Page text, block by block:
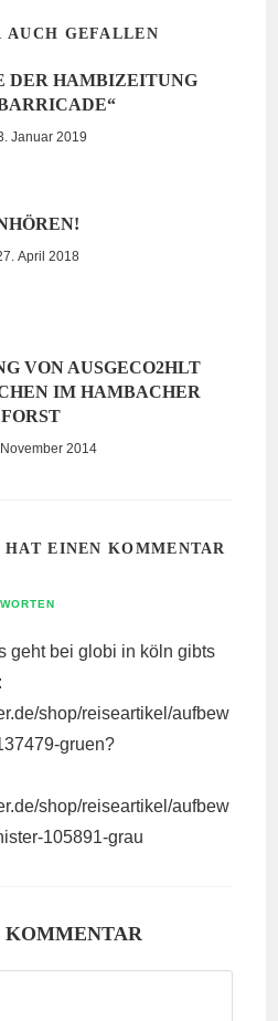
AUCH GEFALLEN
DER HAMBIZEITUNG
Januar 2019
April 2018
VON AUSGECO2HLT
IM HAMBACHER
FORST
2014
HAT EINEN KOMMENTAR
geht bei globi in köln gibts
shop/reiseartikel/aufbew
gruen?
shop/reiseartikel/aufbew
105891-grau
KOMMENTAR